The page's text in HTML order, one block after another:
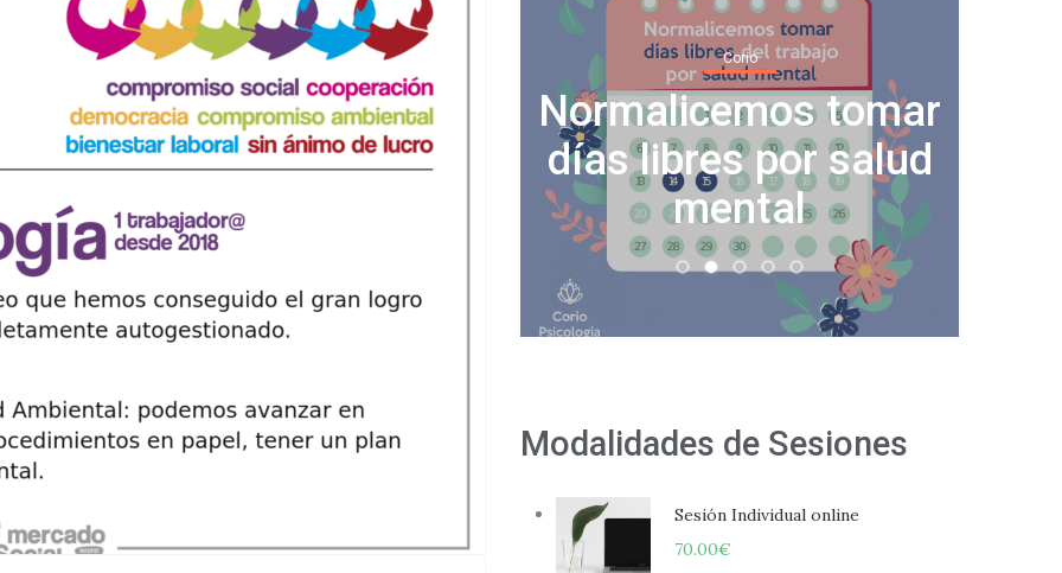
Corio
Adiciones
Comportamentales
Online: cuando el
camello lo sabe todo
Corio
Normalicemos tomar
días libres por salud
mental
Modalidades de Sesiones
Sesión Individual online
70.00€